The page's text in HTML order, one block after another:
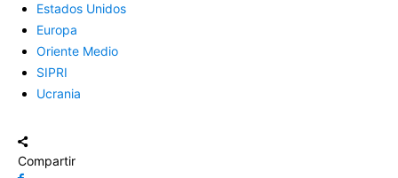
Estados Unidos
Europa
Oriente Medio
SIPRI
Ucrania
Compartir